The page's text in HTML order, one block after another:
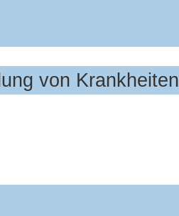
von Krankheiten